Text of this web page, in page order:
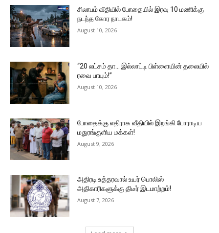
சிலாபம் வீதியில் போதையில் இரவு 10 மணிக்கு
நடந்த கோர நாடகம்!
August 10, 2026
“20 லட்சம் தா… இல்லாட்டி பிள்ளையின் தலையில்
ரவை பாயும்!”
August 10, 2026
போதைக்கு எதிராக வீதியில் இறங்கி போராடிய
மதுரங்குளிய மக்கள்!
August 9, 2026
அதிரடி உத்தரவால் உயர் பொலிஸ்
அதிகாரிகளுக்கு திடீர் இடமாற்றம்!
August 7, 2026